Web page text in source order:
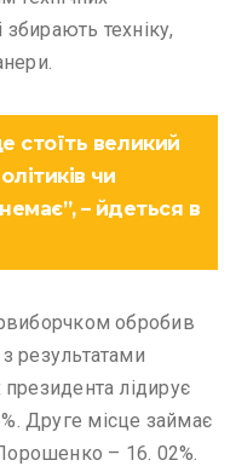
техніку,
стоїть великий
чи
– йдеться в
обробив
результатами
президента лідирує
Друге місце займає
– 16. 02%.